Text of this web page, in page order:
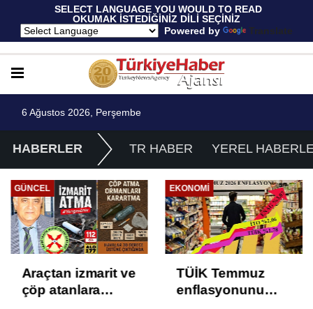
SELECT LANGUAGE YOU WOULD TO READ
OKUMAK İSTEDİĞİNİZ DİLİ SEÇİNİZ
Powered by
Translate
6 Ağustos 2026, Perşembe
HABERLER TR HABER YEREL
GÜNCEL
Araçtan izmarit ve
çöp atanlara
EKONOMI
TÜİK Temmuz
enflasyonunu